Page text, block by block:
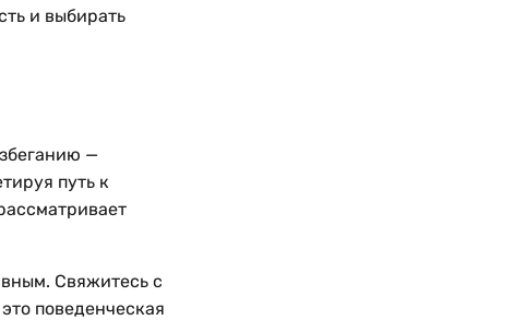
и выбирать
—
путь к
Свяжитесь с
поведенческая